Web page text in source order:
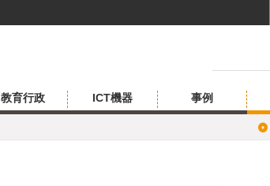
教育行政 ICT機器 事例